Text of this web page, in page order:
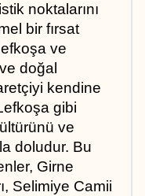
noktalarını
bir fırsat
ve
doğal
kendine
gibi
ve
doludur. Bu
Girne
Selimiye Camii